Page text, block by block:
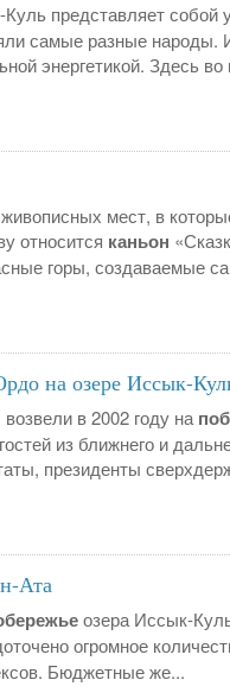
представляет собой
самые разные народы.
энергетикой. Здесь
мест, в
относится каньон
горы, создаваемые
на озере Иссык-
в 2002 году на
из ближнего и
президенты
Ата
озера Иссык-
огромное
Бюджетные же...